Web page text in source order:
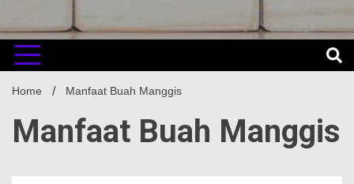
Home Manfaat Buah Manggis
Manfaat Buah Manggis